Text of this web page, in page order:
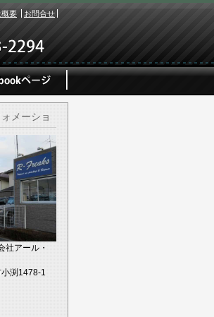
概要 お問合せ
メーショ
社アール・
渕1478-1